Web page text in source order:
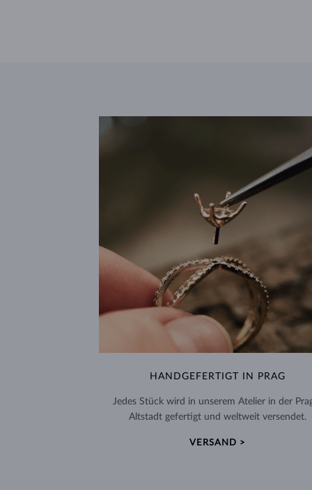
HANDGEFERTIGT IN PRAG
Jedes Stück wird in unserem Atelier in der
Altstadt gefertigt und weltweit versendet.
VERSAND >